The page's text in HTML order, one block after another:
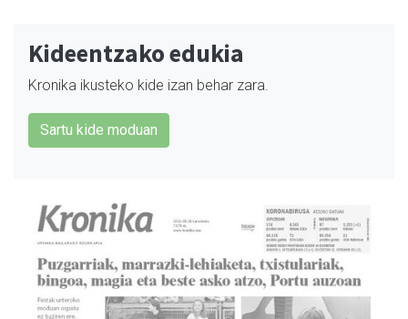
Kideentzako edukia
Kronika ikusteko kide izan behar zara.
Sartu kide moduan